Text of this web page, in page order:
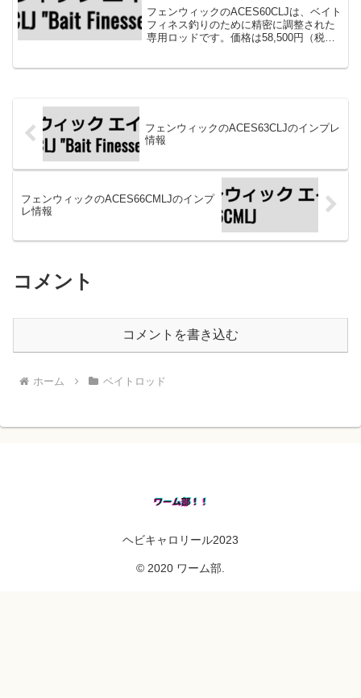
フェンウィックのACES60CLJは、ベイト
フィネス釣りのために精密に調整された
専用ロッドです。価格は58,500円（税込
フェンウィックのACES63CLJのインプレ
情報
フェンウィックのACES66CMLJのインプ
レ情報
コメント
コメントを書き込む
ホーム ベイトロッド
ヘビキャロリール2023
© 2020 ワーム部.